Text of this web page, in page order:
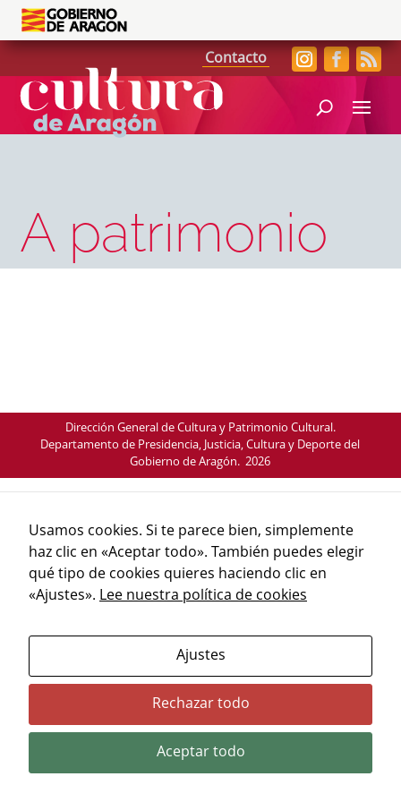
Contacto
A patrimonio
Dirección General de Cultura y Patrimonio Cultural.
Departamento de Presidencia, Justicia, Cultura y Deporte del
Gobierno de Aragón. 2026
Usamos cookies. Si te parece bien, simplemente
haz clic en «Aceptar todo». También puedes elegir
qué tipo de cookies quieres haciendo clic en
«Ajustes». Lee nuestra política de cookies
Ajustes
Rechazar todo
Aceptar todo
Necesarias
Estas
cookies no
son
funcione la
Para que